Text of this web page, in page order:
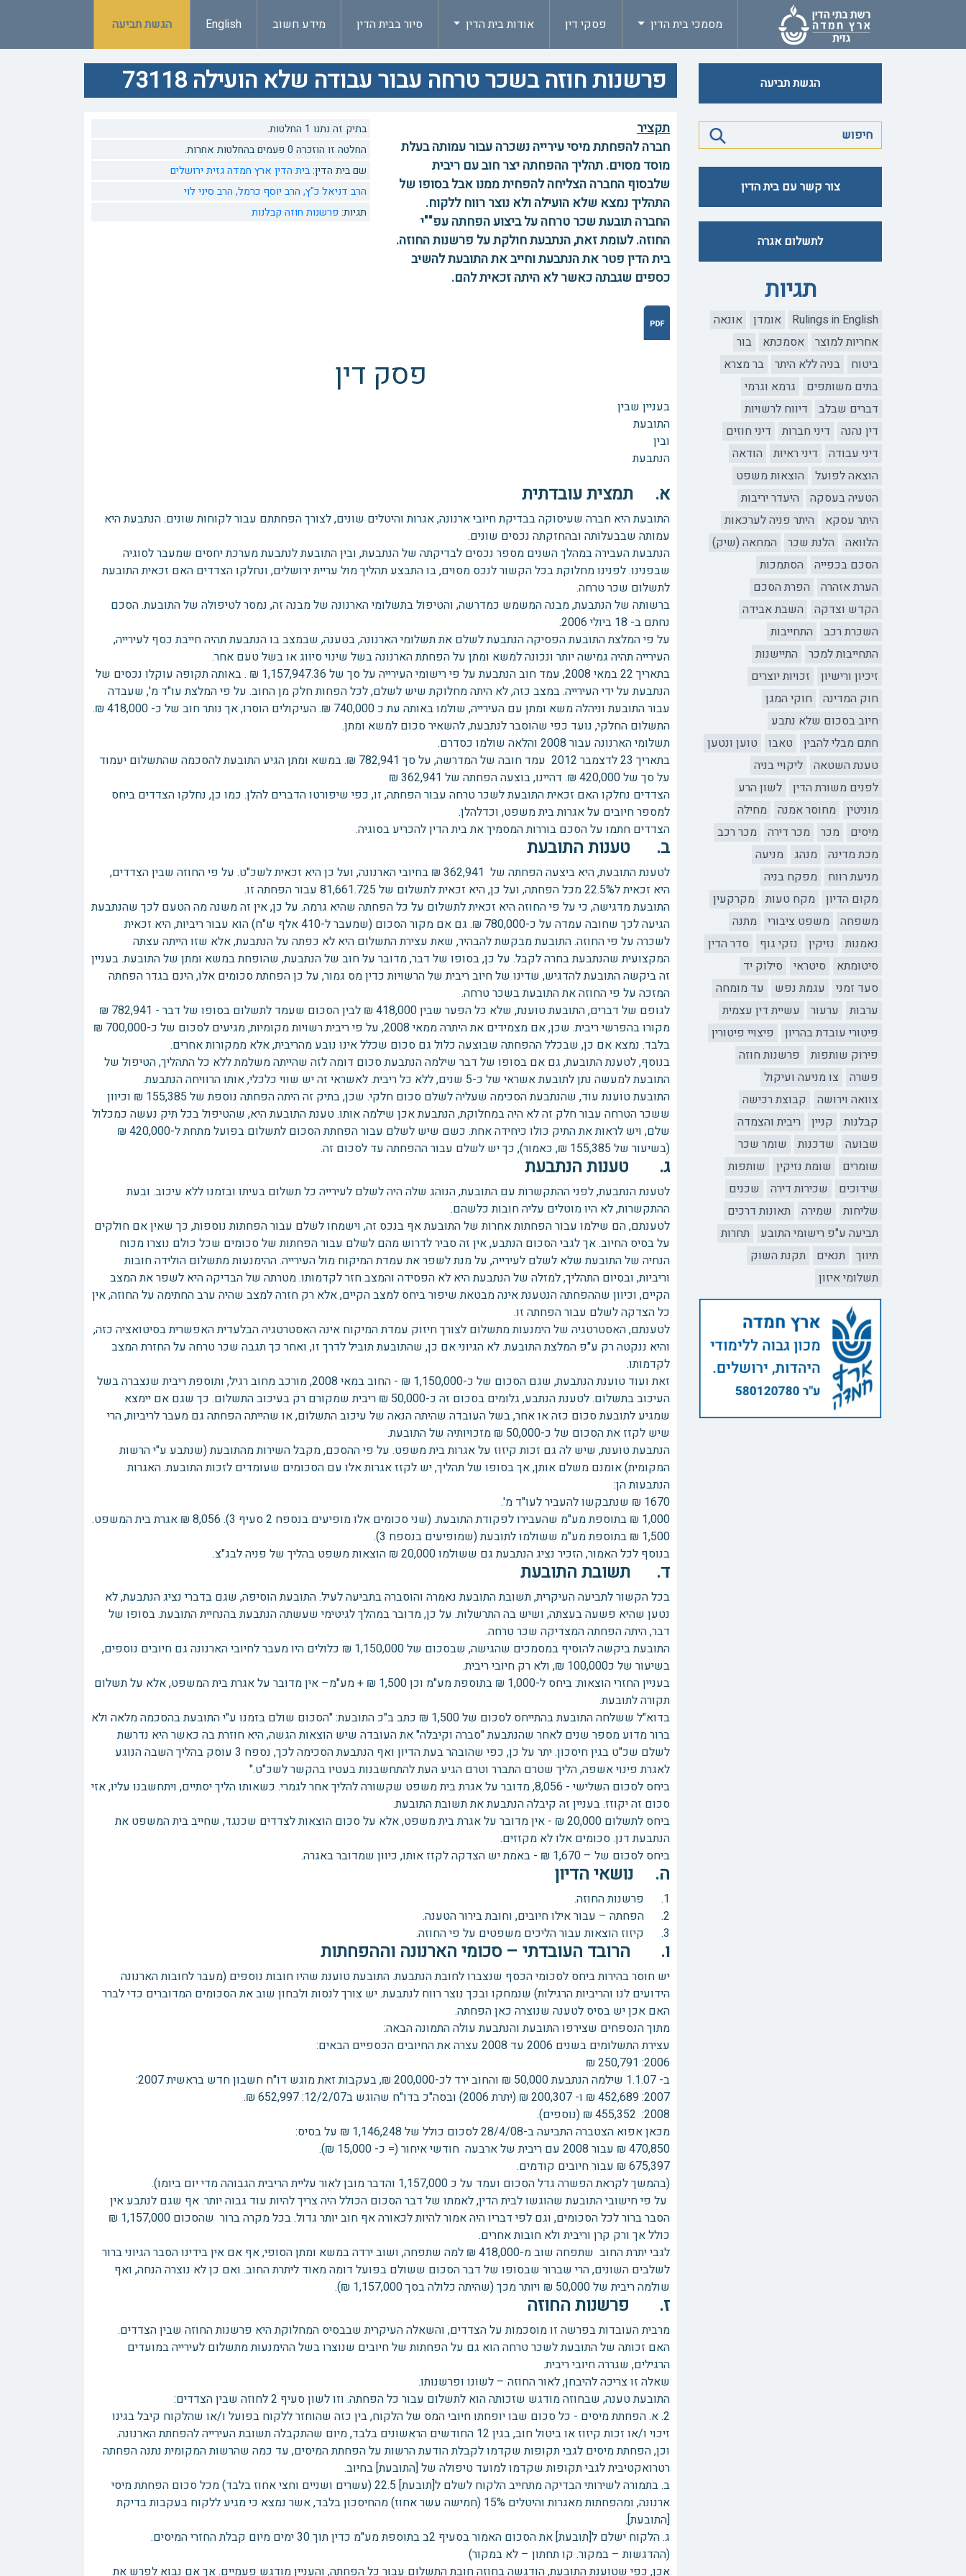
מסמכי בית הדין פסקי דין אודות בית הדין סיור בבית הדין מידע חשוב English הגשת תביעה
הגשת תביעה
צור קשר עם בית הדין
לתשלום אגרה
תגיות
Rulings in English אומדן
אונאה
אחריות למוצר
אסמכתא
בור
ביטוח
בניה ללא היתר
בר מצרא
בתים משותפים
גרמא וגרמי
דברים שבלב
דיווח לרשויות
דין נהנה
דיני חברות
דיני חוזים
דיני עבודה
דיני ראיות
הודאה
הוצאה לפועל
הוצאות משפט
הטעיה בעסקה
היעדר יריבות
היתר עסקא
היתר פניה לערכאות
הלוואה
הלנת שכר
המחאה (שיק)
הסכם בכפייה
הסתמכות
הערת אזהרה
הפרת הסכם
הקדש וצדקה
השבת אבידה
השכרת רכב
התחייבות
התחייבות למכר
התיישנות
זיכיון ורישיון
זכויות יוצרים
חוק המדינה
חוקי המגן
חיוב בסכום שלא נתבע
חתם מבלי להבין
טאבו
טוען ונטען
טענת השטאה
ליקויי בניה
לפנים משורת הדין
לשון הרע
מוניטין
מחוסר אמנה
מחילה
מיסים
מכר מכר דירה
מכר רכב
מכת מדינה
מנהג
מניעה
מניעת רווח
מפקח בניה
מקום הדיון
מקח טעות
מקרקעין
משפחה
משפט ציבורי
מתנה
נאמנות
נזיקין נזקי גוף
סדר הדין
סיטומתא
סיטראי
סילוק יד
סעד זמני
עגמת נפש
עד מומחה
ערבות
ערעור
עשיית דין עצמית
פיטורי עובדת בהריון
פיצויי פיטורין
פירוק שותפות
פרשנות חוזה
פשרה
צו מניעה ועיקול
צוואה וירושה
קבוצת רכישה
קבלנות
קניין
ריבית והצמדה
שבועה
שדכנות
שומר שכר
שומרים
שומת נזיקין
שותפות
שידוכים
שכירות דירה
שכנים
שליחות
שמירה
תאונות דרכים
תביעה ע"פ רישומי התובע
תחרות
תיווך
תנאים
תקנת השוק
תשלומי איזון
פרשנות חוזה בשכר טרחה עבור עבודה שלא הועילה 73118
תקציר
חברה להפחתת מיסי עירייה נשכרה עבור עמותה בעלת
מוסד מסוים. תהליך ההפחתה יצר חוב עם ריבית
שלבסוף החברה הצליחה להפחית ממנו אבל בסופו של
התהליך נמצא שלא הועילה ולא נוצר רווח ללקוח.
החברה תובעת שכר טרחה על ביצוע הפחתה עפ""י
החוזה. לעומת זאת, הנתבעת חולקת על פרשנות החוזה.
בית הדין פטר את הנתבעת וחייב את התובעת להשיב
כספים שגבתה כאשר לא היתה זכאית להם.
בתיק זה נתנו 1 החלטות.
החלטה זו הוזכרה 0 פעמים בהחלטות אחרות.
שם בית הדין:בית הדין ארץ חמדה גזית ירושלים
הרב דניאל כ"ץ, הרב יוסף כרמל, הרב סיני לוי
תגיות: פרשנות חוזה קבלנות
פסק דין
בעניין שבין
התובעת
ובין
הנתבעת
א. תמצית עובדתית
התובעת היא חברה שעיסוקה בבדיקת חיובי ארנונה, אגרות והיטלים שונים, לצורך הפחתתם עבור לקוחות שונים. הנתבעת היא
עמותה שבבעלותה ובהחזקתה נכסים שונים.
הנתבעת העבירה במהלך השנים מספר נכסים לבדיקתה של הנתבעת, ובין התובעת לנתבעת מערכת יחסים שמעבר לסוגיה
שבפנינו. לפנינו מחלוקת בכל הקשור לנכס מסוים, בו התבצע תהליך מול עריית ירושלים, ונחלקו הצדדים האם זכאית התובעת
לתשלום שכר טרחה.
ברשותה של הנתבעת, מבנה המשמש כמדרשה, והטיפול בתשלומי הארנונה של מבנה זה, נמסר לטיפולה של התובעת. הסכם
נחתם ב- 18 ביולי 2006.
על פי המלצת התובעת הפסיקה הנתבעת לשלם את תשלומי הארנונה, בטענה, שבמצב בו הנתבעת תהיה חייבת כסף לעירייה,
העירייה תהיה גמישה יותר ונכונה למשא ומתן על הפחתת הארנונה בשל שינוי סיווג או בשל טעם אחר.
בתאריך 22 במאי 2008, עמד חוב הנתבעת על פי רישומי העירייה על סך של 1,157,947.36 ₪ . באותה תקופה עוקלו נכסים של
הנתבעת על ידי העירייה. במצב כזה, לא היתה מחלוקת שיש לשלם, לכל הפחות חלק מן החוב. על פי המלצת עו"ד מ', שעבדה
עבור התובעת וניהלה משא ומתן עם העירייה, שולמו באותה עת כ 740,000 ₪. העיקולים הוסרו, אך נותר חוב של כ- 418,000 ₪.
התשלום החלקי, נועד כפי שהוסבר לנתבעת, להשאיר סכום למשא ומתן.
תשלומי הארנונה עבור 2008 והלאה שולמו כסדרם.
בתאריך 23 לדצמבר 2012 עמד חובה של המדרשה, על סך 782,941 ₪. במשא ומתן הגיע התובעת להסכמה שהתשלום יעמוד
על סך של 420,000 ₪. דהיינו, בוצעה הפחתה של 362,941 ₪
הצדדים נחלקו האם זכאית התובעת לשכר טרחה עבור הפחתה, זו, כפי שיפורטו הדברים להלן. כמו כן, נחלקו הצדדים ביחס
למספר חיובים על אגרות בית משפט, וכדלהלן.
הצדדים חתמו על הסכם בוררות המסמיך את בית הדין להכריע בסוגיה.
ב. טענות התובעת
לטענת התובעת, היא ביצעה הפחתה של 362,941 ₪ בחיובי הארנונה, ועל כן היא זכאית לשכ"ט. על פי החוזה שבין הצדדים,
היא זכאית ל22.5% מכל הפחתה, ועל כן, היא זכאית לתשלום של 81,661.725 עבור הפחתה זו.
התובעת מדגישה, כי על פי החוזה היא זכאית לתשלום על כל הפחתה שהיא גרמה. על כן, אין זה משנה מה הטעם לכך שהנתבעת
הגיעה לכך שחובה עמדה על כ-780,000 ₪. גם אם מקור הסכום (שמעבר ל-410 אלף ש"ח) הוא עבור ריביות, היא זכאית
לשכרה על פי החוזה. התובעת מבקשת להבהיר, שאת עצירת התשלום היא לא כפתה על הנתבעת, אלא שזו הייתה עצתה
המקצועית שהנתבעת בחרה לקבל. על כן, בסופו של דבר, מדובר על חוב של הנתבעת, שהופחת במשא ומתן של התובעת. בעניין
זה ביקשה התובעת להדגיש, שדינו של חיוב ריבית של הרשויות כדין מס גמור, על כן הפחתת סכומים אלו, הינם בגדר הפחתה
המזכה על פי החוזה את התובעת בשכר טרחה.
לגופם של דברים, התובעת טוענת, שלא כל הפער שבין 418,000 ₪ לבין הסכום שעמד לתשלום בסופו של דבר - 782,941 ₪
מקורו בהפרשי ריבית. שכן, אם מצמידים את היתרה ממאי 2008, על פי ריבית רשויות מקומיות, מגיעים לסכום של כ-700,000 ₪
בלבד. נמצא אם כן, שבכלל ההפחתה שבוצעה כלול גם סכום שכלל אינו נובע מהריבית, אלא ממקורות אחרים.
בנוסף, לטענת התובעת, גם אם בסופו של דבר שילמה הנתבעת סכום דומה לזה שהייתה משלמת ללא כל התהליך, הטיפול של
התובעת למעשה נתן לתובעת אשראי של כ-5 שנים, ללא כל ריבית. לאשראי זה יש שווי כלכלי, אותו הרוויחה הנתבעת.
התובעת טוענת עוד, שהנתבעת הסכימה שעליה לשלם סכום חלקי. שכן, בתיק זה היתה הפחתה נוספת של 155,385 ₪ וכיוון
ששכר הטרחה עבור חלק זה לא היה במחלוקת, הנתבעת אכן שילמה אותו. טענת התובעת היא, שהטיפול בכל תיק נעשה כמכלול
שלם, ויש לראות את התיק כולו כיחידה אחת. כשם שיש לשלם עבור הפחתת הסכום לתשלום בפועל מתחת ל-420,000 ₪
(בשיעור של 155,385 ₪, כאמור), כך יש לשלם עבור ההפחתה עד לסכום זה.
ג. טענות הנתבעת
לטענת הנתבעת, לפני ההתקשרות עם התובעת, הנוהג שלה היה לשלם לעירייה כל תשלום בעיתו ובזמנו ללא עיכוב. ובעת
ההתקשרות, לא היו מוטלים עליה חובות כלשהם.
לטענתם, הם שילמו עבור הפחתות אחרות של התובעת אף בנכס זה, וישמחו לשלם עבור הפחתות נוספות, כך שאין אם חולקים
על בסיס החיוב. אך לגבי הסכום הנתבע, אין זה סביר לדרוש מהם לשלם עבור הפחתות של סכומים שכל כולם נוצרו מכוח
הנחיה של התובעת שלא לשלם לעירייה, על מנת לשפר את עמדת המיקוח מול העירייה. ההימנעות מתשלום הולידה חובות
וריביות, ובסיום התהליך, למזלה של הנתבעת היא לא הפסידה והמצב חזר לקדמותו. מטרתה של הבדיקה היא לשפר את המצב
הקיים, וכיוון שההפחתה הנטענת אינה מבטאת שיפור ביחס למצב הקיים, אלא רק חזרה למצב שהיה ערב החתימה על החוזה, אין
כל הצדקה לשלם עבור הפחתה זו.
לטענתם, האסטרטגיה של הימנעות מתשלום לצורך חיזוק עמדת המיקוח אינה האסטרטגיה הבלעדית האפשרית בסיטואציה כזה,
והיא ננקטה רק ע"פ המלצת התובעת. לא הגיוני אם כן, שהתובעת תוביל לדרך זו, ואחר כך תגבה שכר טרחה על החזרת המצב
לקדמותו.
זאת ועוד טוענת הנתבעת, שגם הסכום של כ-1,150,000 ₪ - החוב במאי 2008, מורכב מחוב רגיל, ותוספת ריבית שנצברה בשל
העיכוב בתשלום. לטענת הנתבע, גלומים בסכום זה כ-50,000 ₪ ריבית שמקורם רק בעיכוב התשלום. כך שגם אם יימצא
שמגיע לתובעת סכום כזה או אחר, בשל העובדה שהיתה הנאה של עיכוב התשלום, או שהייתה הפחתה גם מעבר לריביות, הרי
שיש לקזז את הסכום של כ-50,000 ₪ מזכויותיה של התובעת.
הנתבעת טוענת, שיש לה גם זכות קיזוז על אגרות בית משפט. על פי ההסכם, מקבל השירות מהתובעת (שנתבע ע"י הרשות
המקומית) אומנם משלם אותן, אך בסופו של תהליך, יש לקזז אגרות אלו עם הסכומים שעומדים לזכות התובעת. האגרות
הנתבעות הן:
1670 ₪ שנתבקשו להעביר לעו"ד מ'.
1,000 ₪ בתוספת מע"מ שהעבירו לפקודת התובעת. (שני סכומים אלו מופיעים בנספח 2 סעיף 3). 8,056 ₪ אגרת בית המשפט.
1,500 ₪ בתוספת מע"מ ששולמו לתובעת (שמופיעים בנספח 3).
בנוסף לכל האמור, הזכיר נציג הנתבעת גם ששולמו 20,000 ₪ הוצאות משפט בהליך של פניה לבג"צ.
ד. תשובת התובעת
בכל הקשור לתביעה העיקרית, תשובת התובעת נאמרה והוסברה בתביעה לעיל. התובעת הוסיפה, שגם בדברי נציג הנתבעת, לא
נטען שהיא פשעה בעצתה, ושיש בה התרשלות. על כן, מדובר במהלך לגיטימי שעשתה הנתבעת בהנחיית התובעת. בסופו של
דבר, היתה הפחתה המצדיקה שכר טרחה.
התובעת ביקשה להוסיף במסמכים שהגישה, שבסכום של 1,150,000 ₪ כלולים היו מעבר לחיובי הארנונה גם חיובים נוספים,
בשיעור של כ100,000 ₪, ולא רק חיובי ריבית.
בעניין החזרי הוצאות: ביחס ל-1,000 ₪ בתוספת מע"מ וכן 1,500 ₪ + מע"מ– אין מדובר על אגרת בית המשפט, אלא על תשלום
תקורה לתובעת.
בדוא"ל ששלחה התובעת בהתייחס לסכום של 1,500 ₪ כתב ב"כ התובעת: "הסכום שולם בזמנו ע"י התובעת בהסכמה מלאה ולא
ברור מדוע מספר שנים לאחר שהנתבעת "סברה וקיבלה" את העובדה שיש הוצאות הגשה, היא חוזרת בה כאשר היא נדרשת
לשלם שכ"ט בגין חיסכון. יתר על כן, כפי שהובהר בעת הדיון ואף הנתבעת הסכימה לכך, נספח 3 עוסק בהליך השבה הנוגע
לאגרת פינוי אשפה, הליך שטרם התברר וטרם הגיע העת להתחשבנות בעטיו בהקשר לשכ"ט."
ביחס לסכום השלישי - 8,056, מדובר על אגרת בית משפט שקשורה להליך אחר לגמרי. כשאותו הליך יסתיים, ויתחשבנו עליו, אזי
סכום זה יקוזז. בעניין זה קיבלה הנתבעת את תשובת התובעת.
ביחס לתשלום 20,000 ₪ - אין מדובר על אגרת בית משפט, אלא על סכום הוצאות לצדדים שכנגד, שחייב בית המשפט את
הנתבעת דנן. סכומים אלו לא מקזזים.
ביחס לסכום של – 1,670 ₪ - באמת יש הצדקה לקזז אותו, כיוון שמדובר באגרה.
ה. נושאי הדיון
1. פרשנות החוזה.
2. הפחתה – עבור אילו חיובים, וחובת בירור הטענה.
3. קיזוז הוצאות עבור הליכים משפטים על פי החוזה.
ו. הרובד העובדתי – סכומי הארנונה וההפחתות
יש חוסר בהירות ביחס לסכומי הכסף שנצברו לחובת הנתבעת. התובעת טוענת שהיו חובות נוספים (מעבר לחובות הארנונה
הידועים לנו והריביות הרגילות) שנמחקו ובכך נוצר רווח לנתבעת. יש צורך לנסות ולבחון שוב את הסכומים המדוברים כדי לברר
האם אכן יש בסיס לטענה שנוצרה כאן הפחתה.
מתוך הנספחים שצירפו התובעת והנתבעת עולה התמונה הבאה:
עצירת התשלומים בשנים 2006 עד 2008 עצרה את החיובים הכספיים הבאים:
2006: 250,791 ₪
ב- 1.1.07 שילמה הנתבעת 50,000 ₪ והחוב ירד לכ-200,000 ₪, בעקבות זאת מוגש דו"ח חשבון חדש בראשית 2007:
2007: 452,689 ₪ ו- 200,307 ₪ (יתרת 2006) ובסה"כ בדו"ח שהוגש ב12/2/07: 652,997 ₪.
2008: 455,352 ₪ (נוספים).
מכאן אפוא הצטברה התביעה ב-28/4/08 לסכום כולל של 1,146,248 ₪ על בסיס:
470,850 ₪ עבור 2008 עם ריבית של ארבעה חודשי איחור (= כ- 15,000 ₪).
675,397 ₪ עבור חיובים קודמים.
(בהמשך לקראת הפשרה גדל הסכום ועמד על כ 1,157,000 והדבר מובן לאור עליית הריבית הגבוהה מדי יום ביומו).
על פי חישובי התובעת שהוגשו לבית הדין, לאמתו של דבר הסכום הכולל היה צריך להיות עוד גבוה יותר. אף שגם לנתבע אין
הסבר ברור לכל הסכומים, וגם לפי דבריו היה אמור להיות לכאורה אף חוב יותר גדול. בכל מקרה ברור שהסכום 1,157,000 ₪
כולל אך ורק קרן וריבית ולא חובות אחרים.
לגבי יתרת החוב שתפחה שוב מ-418,000 ₪ למה שתפחה, ושוב ירדה במשא ומתן הסופי, אף אם אין בידינו הסבר הגיוני ברור
לשלבים השונים, הרי שברור שבסופו של דבר הסכום ששולם בפועל דומה מאוד ליתרת החוב. ואם כן לא נוצרה הנחה, ואף
שולמה ריבית של 50,000 ₪ ויותר מכך (שהיתה כלולה בסך 1,157,000 ₪).
ז. פרשנות החוזה
מרבית העובדות בפרשה זו מוסכמות על הצדדים, והשאלה העיקרית שבבסיס המחלוקת היא פרשנות החוזה שבין הצדדים.
האם זכותה של התובעת לשכר טרחה הוא גם על הפחתות של חיובים שנוצרו בשל ההימנעות מתשלום לעירייה במועדים
הרגילים, שגררה חיובי ריבית.
שאלה זו צריכה להיבחן, לאור החוזה – לשונו ופרשנותו.
התובעת טענה, שבחוזה מודגש שזכותה הוא לתשלום עבור כל הפחתה. וזו לשון סעיף 2 לחוזה שבין הצדדים:
2. א. הפחתת מיסים - כל סכום שבו יופחתו חיובי המס של הלקוח, בין כזה שהוחזר ללקוח בפועל ו/או שהלקוח קיבל בגינו
זיכוי ו/או זכות קיזוז או ביטול חוב, בגין 12 החודשים הראשונים בלבד, מיום שהתקבלה תשובת העירייה להפחתת הארנונה.
וכן, הפחתת מיסים לגבי תקופות שקדמו לקבלת הודעת הרשות על הפחתת המיסים, עד כמה שהרשות המקומית נתנה הפחתה
רטרואקטיבית לגבי תקופות שקדמו למועד טיפולה של [התובעת] בחיוב.
ב. בתמורה לשירותי הבדיקה מתחייב הלקוח לשלם ל[תובעת] 22.5 (עשרים ושניים וחצי אחוז בלבד) מכל סכום הפחתת מיסי
ארנונה, ומהפחתות מאגרות והיטלים 15% (חמישה עשר אחוז) מהחיסכון בלבד, אשר נמצא כי מגיע ללקוח בעקבות בדיקת
[התובעת].
ג. הלקוח ישלם ל[תובעת] את הסכום האמור בסעיף 2ב בתוספת מע"מ כדין תוך 30 ימים מיום קבלת החזרי המיסים.
(ההדגשות – במקור. קו תחתון – לא במקור)
אכן, כפי שטוענת התובעת, הודגשה בחוזה חובת התשלום עבור כל הפחתה, והעניין מודגש פעמיים. אך אם נבוא לפרש את